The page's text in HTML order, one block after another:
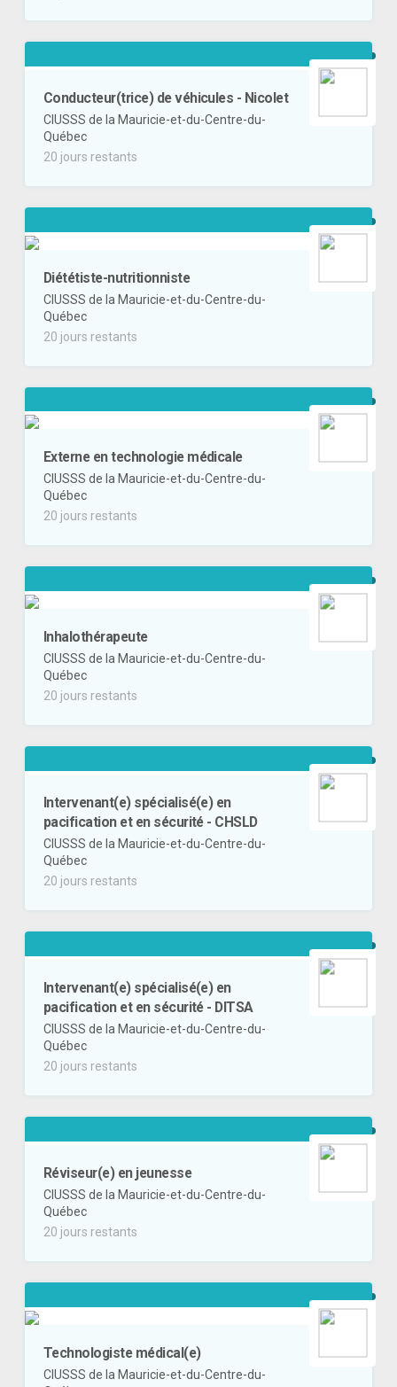
Conducteur(trice) de véhicules - Nicolet
CIUSSS de la Mauricie-et-du-Centre-du-
Québec
20 jours restants
Diététiste-nutritionniste
CIUSSS de la Mauricie-et-du-Centre-du-
Québec
20 jours restants
Externe en technologie médicale
CIUSSS de la Mauricie-et-du-Centre-du-
Québec
20 jours restants
Inhalothérapeute
CIUSSS de la Mauricie-et-du-Centre-du-
Québec
20 jours restants
Intervenant(e) spécialisé(e) en
pacification et en sécurité - CHSLD
CIUSSS de la Mauricie-et-du-Centre-du-
Québec
20 jours restants
Intervenant(e) spécialisé(e) en
pacification et en sécurité - DITSA
CIUSSS de la Mauricie-et-du-Centre-du-
Québec
20 jours restants
Réviseur(e) en jeunesse
CIUSSS de la Mauricie-et-du-Centre-du-
Québec
20 jours restants
Technologiste médical(e)
CIUSSS de la Mauricie-et-du-Centre-du-